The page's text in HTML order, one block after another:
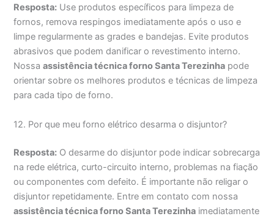
Resposta: Use produtos específicos para limpeza de
fornos, remova respingos imediatamente após o uso e
limpe regularmente as grades e bandejas. Evite produtos
abrasivos que podem danificar o revestimento interno.
Nossaassistência técnica forno Santa Terezinha pode
orientar sobre os melhores produtos e técnicas de limpeza
para cada tipo de forno.
12. Por que meu forno elétrico desarma o disjuntor?
Resposta: O desarme do disjuntor pode indicar sobrecarga
na rede elétrica, curto-circuito interno, problemas na fiação
ou componentes com defeito. É importante não religar o
disjuntor repetidamente. Entre em contato com nossa
assistência técnica forno Santa Terezinha imediatamente